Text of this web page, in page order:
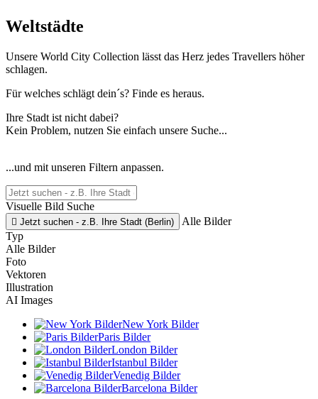
Weltstädte
Unsere World City Collection lässt das Herz jedes Travellers höher
schlagen.
Für welches schlägt dein´s? Finde es heraus.
Ihre Stadt ist nicht dabei?
Kein Problem, nutzen Sie einfach unsere Suche...
...und mit unseren Filtern anpassen.
Visuelle Bild Suche
 Jetzt suchen - z.B. Ihre Stadt (Berlin)
Alle Bilder
Typ
Alle Bilder
Foto
Vektoren
Illustration
AI Images
New York Bilder
Paris Bilder
London Bilder
Istanbul Bilder
Venedig Bilder
Barcelona Bilder